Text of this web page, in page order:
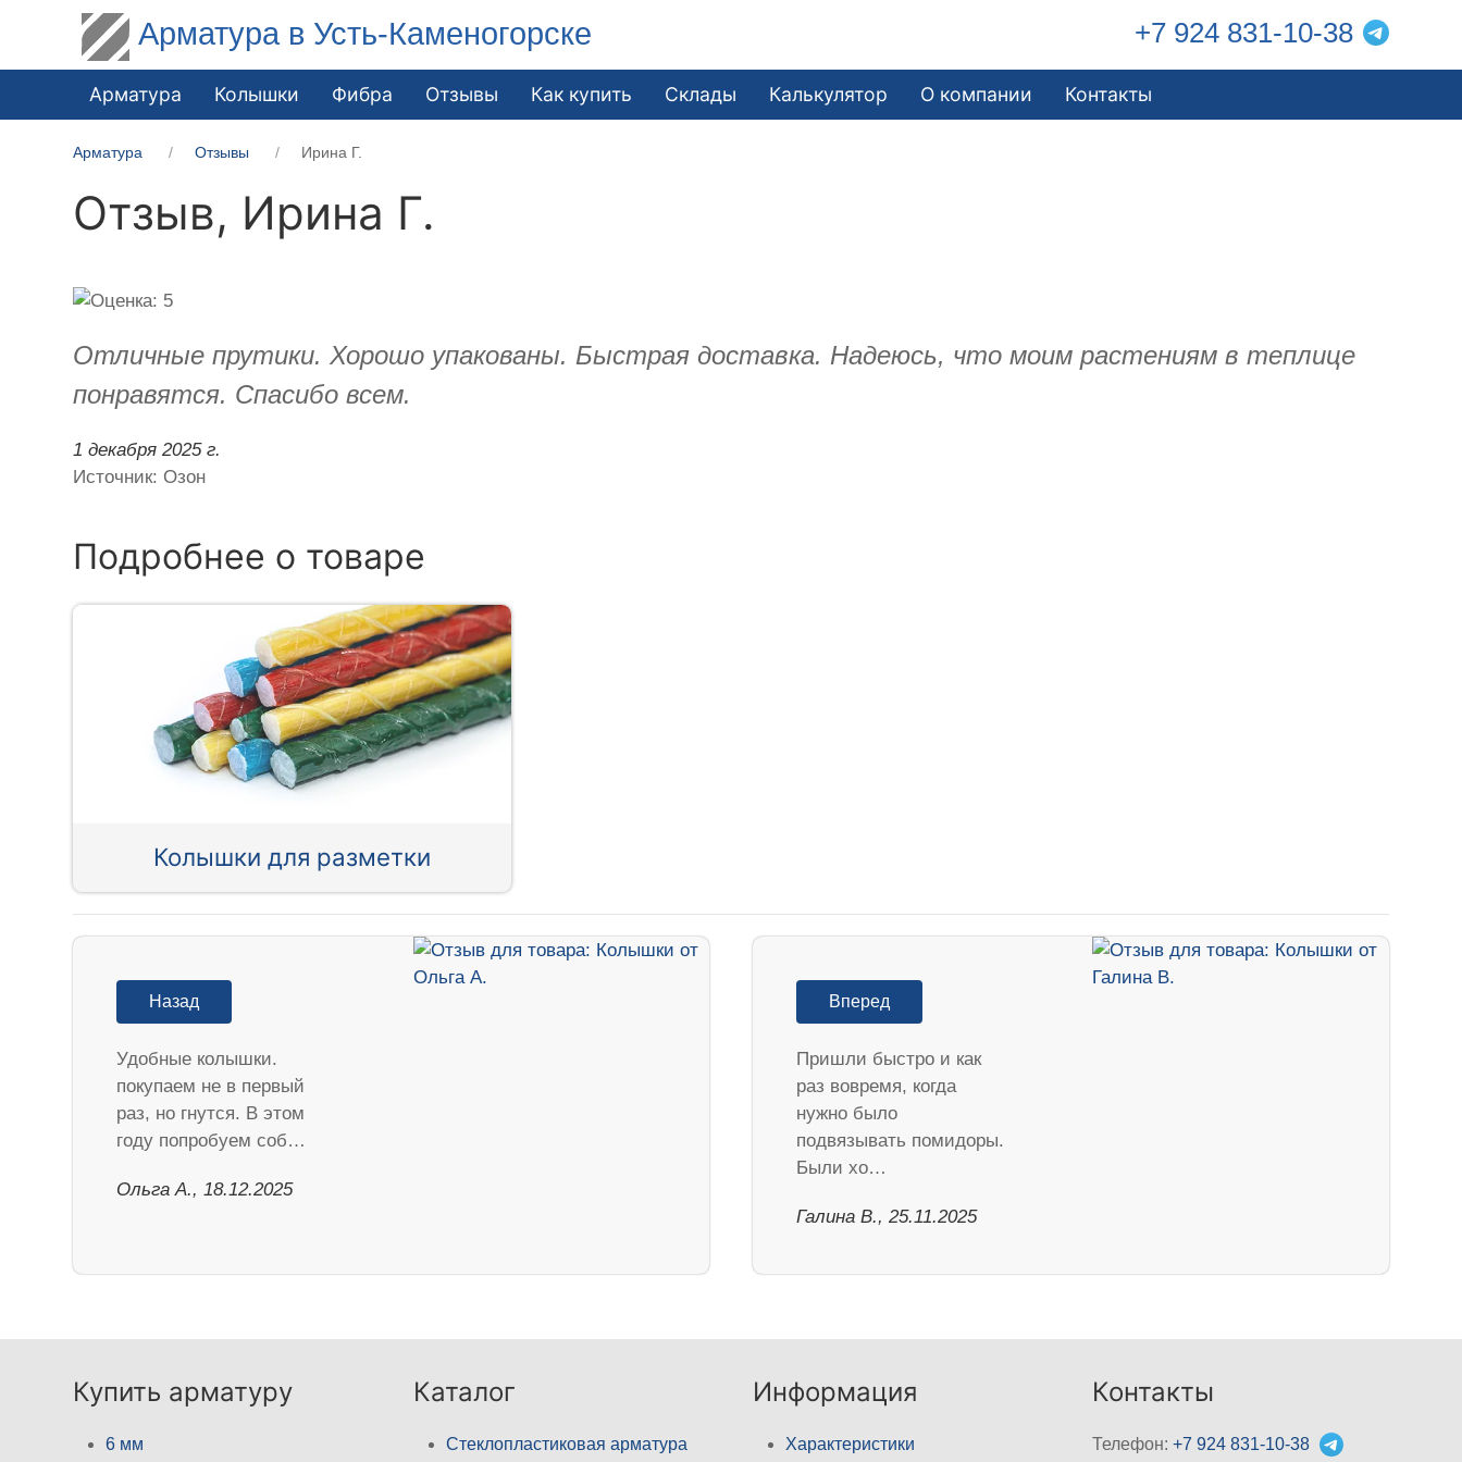
Арматура в Усть-Каменогорске +7 924 831-10-38
Арматура Колышки Фибра Отзывы Как купить Склады Калькулятор О компании Контакты
Арматура Отзывы Ирина Г.
Отзыв, Ирина Г.
Отличные прутики. Хорошо упакованы. Быстрая доставка. Надеюсь, что моим растениям в теплице
понравятся. Спасибо всем.
1 декабря 2025 г.
Источник: Озон
Подробнее о товаре
Колышки для разметки
Назад
Удобные колышки.
покупаем не в первый
раз, но гнутся. В этом
году попробуем соб…
Ольга А., 18.12.2025
Вперед
Пришли быстро и как
раз вовремя, когда
нужно было
подвязывать помидоры.
Были хо…
Галина В., 25.11.2025
Купить арматуру
6 мм
Каталог
Стеклопластиковая арматура
Информация
Характеристики
Контакты
Телефон:+7 924 831-10-38